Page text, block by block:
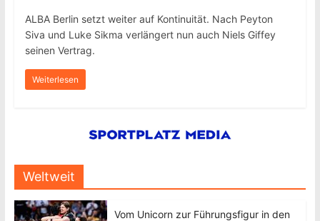
ALBA Berlin setzt weiter auf Kontinuität. Nach Peyton
Siva und Luke Sikma verlängert nun auch Niels Giffey
seinen Vertrag.
Weiterlesen
Weltweit
Vom Unicorn zur Führungsfigur in den